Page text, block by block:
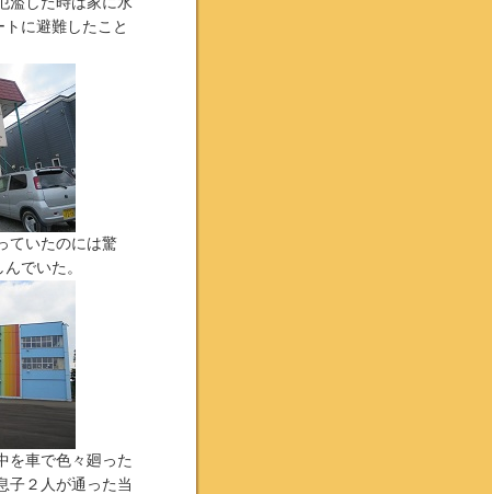
に避難したこと
ていたのには驚
でいた。
を車で色々廻った
子２人が通った当